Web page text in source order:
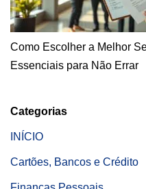
Como Escolher a Melhor
Essenciais para Não Errar
Categorias
INÍCIO
Cartões, Bancos e Crédito